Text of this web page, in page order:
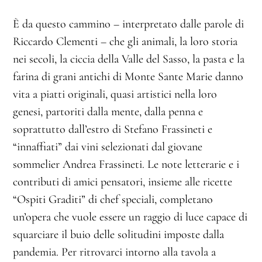
È da questo cammino – interpretato dalle parole di
Riccardo Clementi – che gli animali, la loro storia
nei secoli, la ciccia della Valle del Sasso, la pasta e la
farina di grani antichi di Monte Sante Marie danno
vita a piatti originali, quasi artistici nella loro
genesi, partoriti dalla mente, dalla penna e
soprattutto dall’estro di Stefano Frassineti e
“innaffiati” dai vini selezionati dal giovane
sommelier Andrea Frassineti. Le note letterarie e i
contributi di amici pensatori, insieme alle ricette
“Ospiti Graditi” di chef speciali, completano
un’opera che vuole essere un raggio di luce capace di
squarciare il buio delle solitudini imposte dalla
pandemia. Per ritrovarci intorno alla tavola a